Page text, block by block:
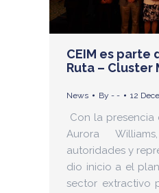
CEIM es parte
Ruta –
News By - - 12
Con la presencia
Aurora
autoridades y
dio inicio a el
sector extractivo